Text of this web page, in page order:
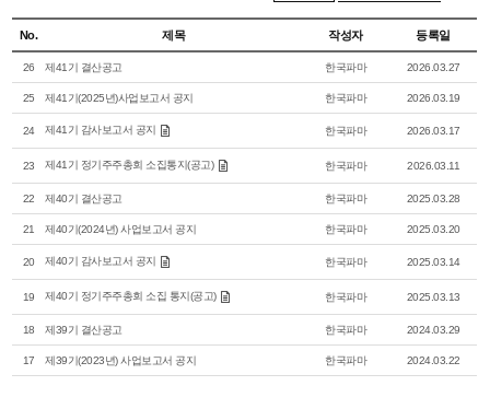
No. 제목 작성자 등록일
26 제41기 결산공고 한국파마 2026.03.27
25 제41기(2025년)사업보고서 공지 한국파마 2026.03.19
24 제41기 감사보고서 공지 한국파마 2026.03.17
23 제41기 정기주주총회 소집통지(공고) 한국파마 2026.03.11
22 제40기 결산공고 한국파마 2025.03.28
21 제40기(2024년) 사업보고서 공지 한국파마 2025.03.20
20 제40기 감사보고서 공지 한국파마 2025.03.14
19 제40기 정기주주총회 소집 통지(공고) 한국파마 2025.03.13
18 제39기 결산공고 한국파마 2024.03.29
17 제39기(2023년) 사업보고서 공지 한국파마 2024.03.22